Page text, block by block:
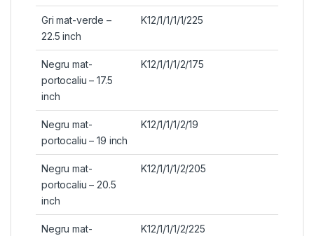
Gri mat-verde –
22.5 inch
K12/1/1/1/1/225
Negru mat-
portocaliu – 17.5
inch
K12/1/1/1/2/175
Negru mat-
portocaliu – 19 inch
K12/1/1/1/2/19
Negru mat-
portocaliu – 20.5
inch
K12/1/1/1/2/205
Negru mat-
K12/1/1/1/2/225